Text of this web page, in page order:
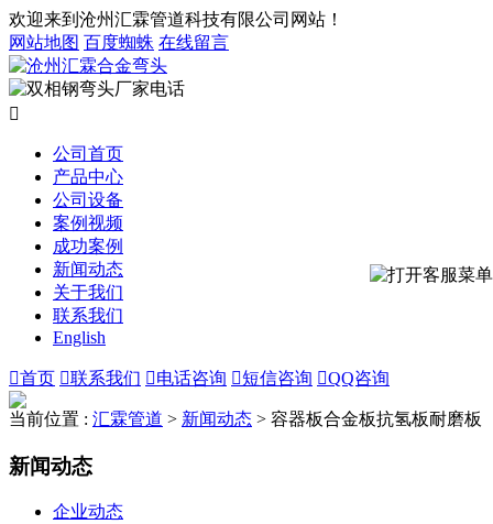
欢迎来到沧州汇霖管道科技有限公司网站！
网站地图 百度蜘蛛 在线留言

公司首页
产品中心
公司设备
案例视频
成功案例
新闻动态
关于我们
联系我们
English
首页 联系我们 电话咨询 短信咨询 QQ咨询
当前位置 : 汇霖管道 > 新闻动态 > 容器板合金板抗氢板耐磨板
新闻动态
企业动态